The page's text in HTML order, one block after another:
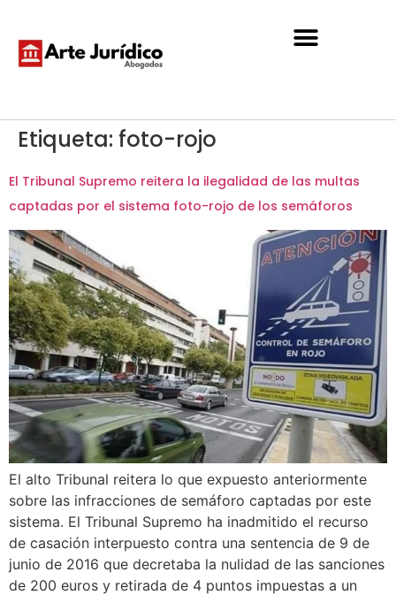
Etiqueta: foto-rojo
El Tribunal Supremo reitera la ilegalidad de las multas
captadas por el sistema foto-rojo de los semáforos
El alto Tribunal reitera lo que expuesto anteriormente
sobre las infracciones de semáforo captadas por este
sistema. El Tribunal Supremo ha inadmitido el recurso
de casación interpuesto contra una sentencia de 9 de
junio de 2016 que decretaba la nulidad de las sanciones
de 200 euros y retirada de 4 puntos impuestas a un